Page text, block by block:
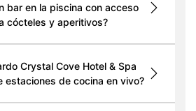
bar en la piscina con acceso
cócteles y aperitivos?
Crystal Cove Hotel & Spa
estaciones de cocina en vivo?